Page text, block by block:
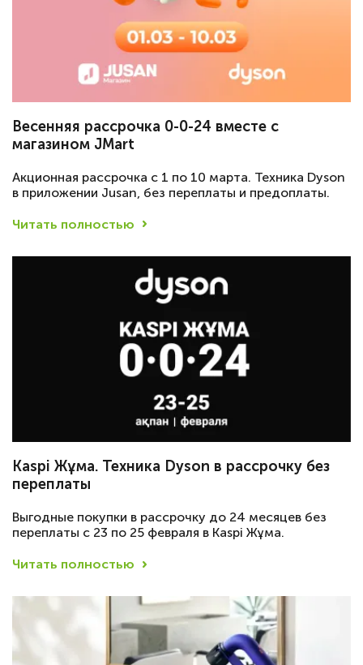
Весенняя рассрочка 0-0-24 вместе с
магазином JMart
Акционная рассрочка с 1 по 10 марта. Техника Dyson
в приложении Jusan, без переплаты и предоплаты.
Читать полностью
Kaspi Жұма. Техника Dyson в рассрочку без
переплаты
Выгодные покупки в рассрочку до 24 месяцев без
переплаты c 23 по 25 февраля в Kaspi Жұма.
Читать полностью